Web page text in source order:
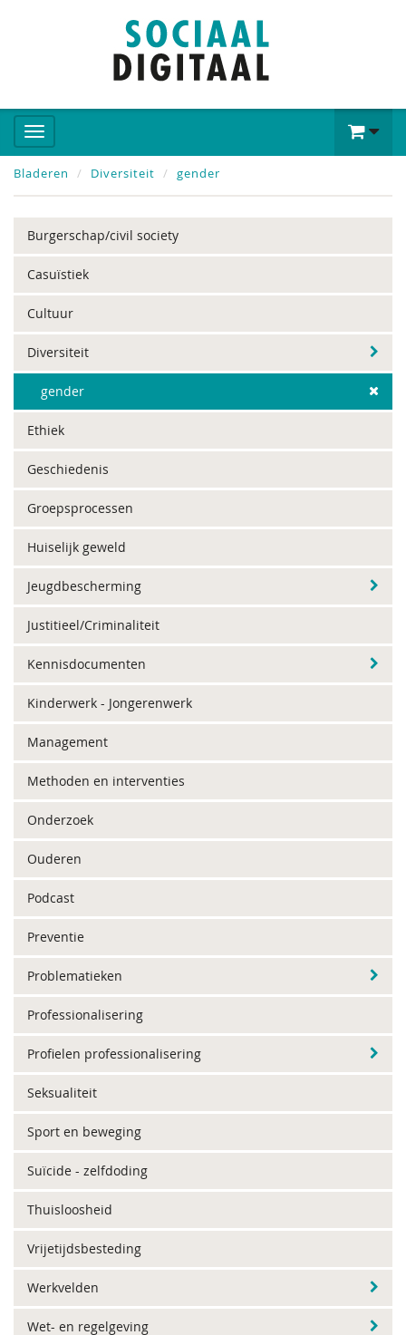
Bladeren Diversiteit gender
Burgerschap/civil society
Casuïstiek
Cultuur
Diversiteit
gender
Ethiek
Geschiedenis
Groepsprocessen
Huiselijk geweld
Jeugdbescherming
Justitieel/Criminaliteit
Kennisdocumenten
Kinderwerk - Jongerenwerk
Management
Methoden en interventies
Onderzoek
Ouderen
Podcast
Preventie
Problematieken
Professionalisering
Profielen professionalisering
Seksualiteit
Sport en beweging
Suïcide - zelfdoding
Thuisloosheid
Vrijetijdsbesteding
Werkvelden
Wet- en regelgeving